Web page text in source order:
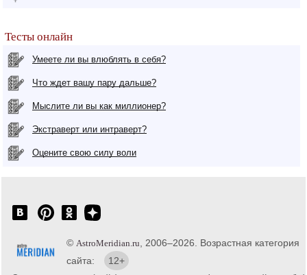
Тесты онлайн
Умеете ли вы влюблять в себя?
Что ждет вашу пару дальше?
Мыслите ли вы как миллионер?
Экстраверт или интраверт?
Оцените свою силу воли
© AstroMeridian.ru , 2006–2026. Возрастная категория
сайта:
12+